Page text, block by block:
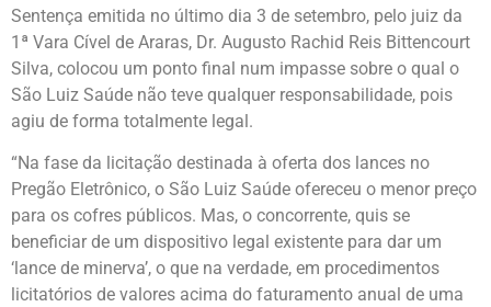
Sentença emitida no último dia 3 de setembro, pelo juiz da
1ª Vara Cível de Araras, Dr. Augusto Rachid Reis Bittencourt
Silva, colocou um ponto final num impasse sobre o qual o
São Luiz Saúde não teve qualquer responsabilidade, pois
agiu de forma totalmente legal.
“Na fase da licitação destinada à oferta dos lances no
Pregão Eletrônico, o São Luiz Saúde ofereceu o menor preço
para os cofres públicos. Mas, o concorrente, quis se
beneficiar de um dispositivo legal existente para dar um
‘lance de minerva’, o que na verdade, em procedimentos
licitatórios de valores acima do faturamento anual de uma